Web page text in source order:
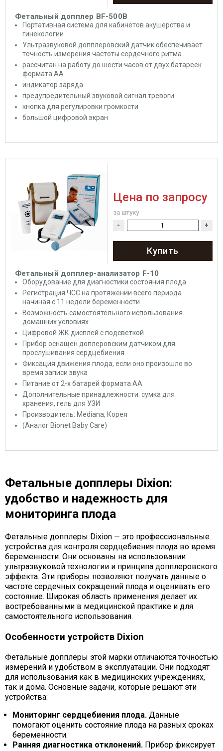
Фетальный допплер BF-500B
Портативная система для кабинетов акушерства и
гинекологии
Ультразвуковой допплеровский датчик обеспечивает
точность измерения частоты сердечного ритма
рассчитан на работу до шести часов от двух батареек
формата АА
индикатор заряда
предупредительный звуковой сигнал тревоги
кнопка для регулировки громкости
большой цифровой экран
Фетальный допплер-анализатор F-10
Оборудование для диагностики состояния плода
Регистрация ЧСС на протяжении всего периода
начиная с 11 недели беременности
Возможность самостоятельного использования
домашних условиях
Цифровой ЖК дисплей с подсветкой
Прибор оснащен доплеровским датчиком для
прослушивания сердцебиения
Фиксация движения плода, если оно произошло во
время записи звука
Питание от 2-х батарей формата АА
Дополнительные принадлежности: сумка для
хранения, гель для УЗИ
Производитель: Mediana, Корея
(Аналог Bionet Baby Care)
Цена по запросу
за штуку
- +
Купить
Фетальные допплеры Dixion:
удобство и надежность для
мониторинга плода
Фетальные допплеры Dixion — это профессиональные
устройства для контроля сердцебиения плода во время
беременности. Они основаны на использовании
ультразвуковой технологии и принципа допплеровского
эффекта. Эти приборы позволяют получать данные о
частоте сердечных сокращений плода и оценивать его
состояние. Широкая область применения делает их
востребованными в медицинской практике и для
самостоятельного использования.
Особенности устройств Dixion
Фетальные допплеры этой марки отличаются точностью
измерений и удобством в эксплуатации. Они подходят
для использования как в медицинских учреждениях,
так и дома. Основные задачи, которые решают эти
устройства:
Мониторинг сердцебиения плода. Данные
помогают оценить состояние плода на разных сроках
беременности.
Ранняя диагностика отклонений. Прибор фиксирует